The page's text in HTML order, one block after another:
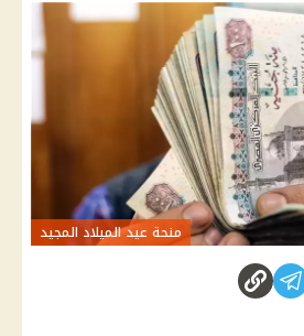
منحة عيد الميلاد المجيد